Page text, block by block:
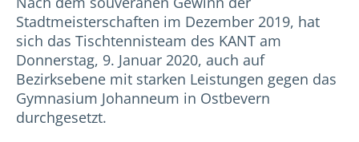
Stadtmeisterschaften im Dezember 2019, hat
sich das Tischtennisteam des KANT am
Donnerstag, 9. Januar 2020, auch auf
Bezirksebene mit starken Leistungen gegen das
Gymnasium Johanneum in Ostbevern
durchgesetzt.